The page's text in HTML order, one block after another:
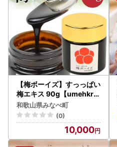
【梅ボーイズ】すっっぱい
梅エキス 90g【umehkr0
26】
和歌山県みなべ町
(0)
10,000